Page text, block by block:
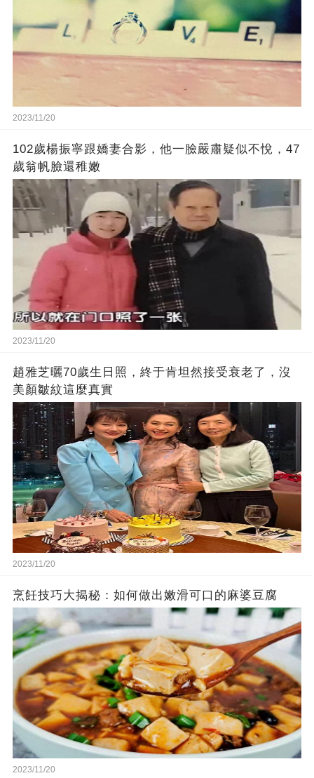
2023/11/20
102歲楊振寧跟嬌妻合影，他一臉嚴肅疑似不悅，47
歲翁帆臉還稚嫩
2023/11/20
趙雅芝曬70歲生日照，終于肯坦然接受衰老了，沒
美顏皺紋這麼真實
2023/11/20
烹飪技巧大揭秘：如何做出嫩滑可口的麻婆豆腐
2023/11/20